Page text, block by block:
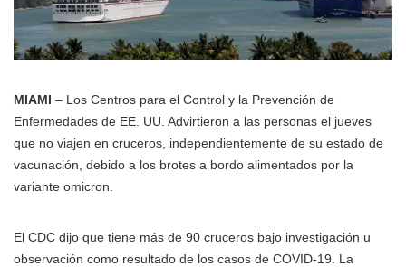
MIAMI – Los Centros para el Control y la Prevención de
Enfermedades de EE. UU. Advirtieron a las personas el jueves
que no viajen en cruceros, independientemente de su estado de
vacunación, debido a los brotes a bordo alimentados por la
variante omicron.
El CDC dijo que tiene más de 90 cruceros bajo investigación u
observación como resultado de los casos de COVID-19. La